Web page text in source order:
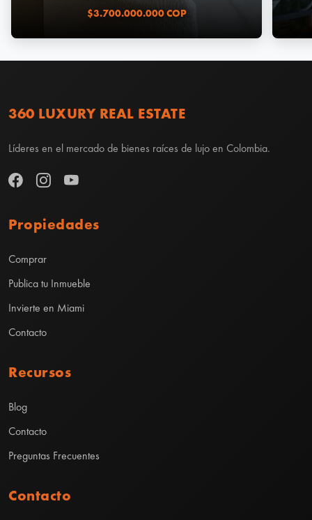
$3.700.000.000 COP
360 LUXURY REAL ESTATE
Líderes en el mercado de bienes raíces de lujo en Colombia.
Propiedades
Comprar
Publica tu Inmueble
Invierte en Miami
Contacto
Recursos
Blog
Contacto
Preguntas Frecuentes
Contacto